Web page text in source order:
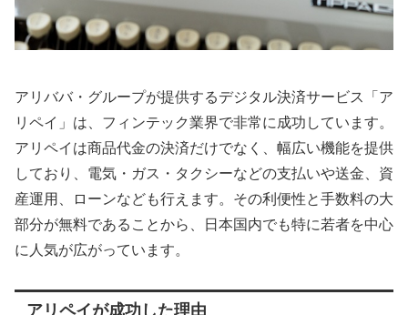
アリババ・グループが提供するデジタル決済サービス「ア
リペイ」は、フィンテック業界で非常に成功しています。
アリペイは商品代金の決済だけでなく、幅広い機能を提供
しており、電気・ガス・タクシーなどの支払いや送金、資
産運用、ローンなども行えます。その利便性と手数料の大
部分が無料であることから、日本国内でも特に若者を中心
に人気が広がっています。
アリペイが成功した理由